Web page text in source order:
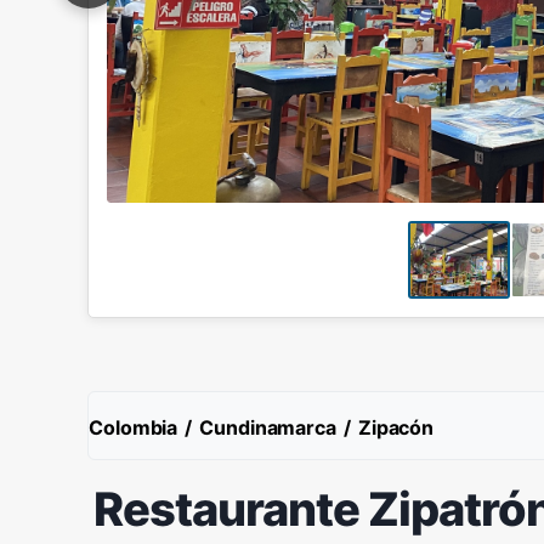
Colombia / Cundinamarca / Zipacón
Restaurante